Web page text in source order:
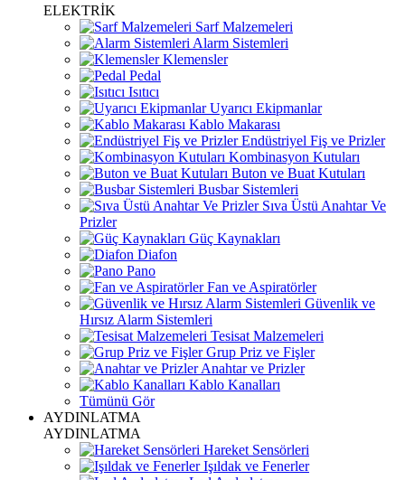
ELEKTRİK
Sarf Malzemeleri
Alarm Sistemleri
Klemensler
Pedal
Isıtıcı
Uyarıcı Ekipmanlar
Kablo Makarası
Endüstriyel Fiş ve Prizler
Kombinasyon Kutuları
Buton ve Buat Kutuları
Busbar Sistemleri
Sıva Üstü Anahtar Ve
Prizler
Güç Kaynakları
Diafon
Pano
Fan ve Aspiratörler
Güvenlik ve
Hırsız Alarm Sistemleri
Tesisat Malzemeleri
Grup Priz ve Fişler
Anahtar ve Prizler
Kablo Kanalları
Tümünü Gör
AYDINLATMA
AYDINLATMA
Hareket Sensörleri
Işıldak ve Fenerler